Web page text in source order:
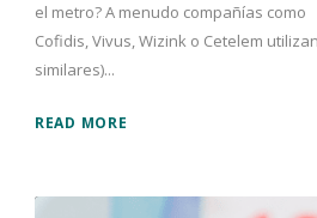
el metro? A menudo compañías como
Cofidis, Vivus, Wizink o Cetelem
similares)...
READ MORE